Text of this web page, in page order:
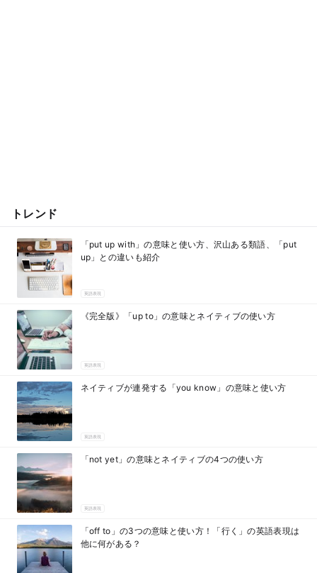
トレンド
「put up with」の意味と使い方、沢山ある類語、「put
up」との違いも紹介
英語表現
《完全版》「up to」の意味とネイティブの使い方
英語表現
ネイティブが連発する「you know」の意味と使い方
英語表現
「not yet」の意味とネイティブの4つの使い方
英語表現
「off to」の3つの意味と使い方！「行く」の英語表現は
他に何がある？